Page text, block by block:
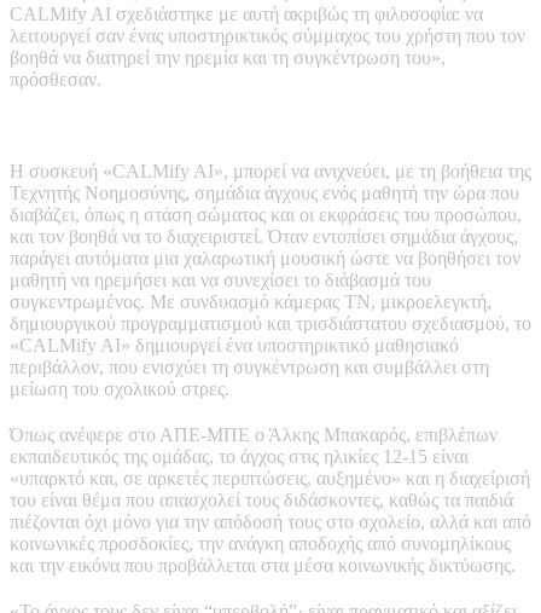
CALMify AI σχεδιάστηκε με αυτή ακριβώς τη φιλοσοφία: να
λειτουργεί σαν ένας υποστηρικτικός σύμμαχος του χρήστη που τον
βοηθά να διατηρεί την ηρεμία και τη συγκέντρωση του»,
πρόσθεσαν.
Η συσκευή «CALMify AI», μπορεί να ανιχνεύει, με τη βοήθεια της
Τεχνητής Νοημοσύνης, σημάδια άγχους ενός μαθητή την ώρα που
διαβάζει, όπως η στάση σώματος και οι εκφράσεις του προσώπου,
και τον βοηθά να το διαχειριστεί. Όταν εντοπίσει σημάδια άγχους,
παράγει αυτόματα μια χαλαρωτική μουσική ώστε να βοηθήσει τον
μαθητή να ηρεμήσει και να συνεχίσει το διάβασμά του
συγκεντρωμένος. Με συνδυασμό κάμερας ΤΝ, μικροελεγκτή,
δημιουργικού προγραμματισμού και τρισδιάστατου σχεδιασμού, το
«CALMify AI» δημιουργεί ένα υποστηρικτικό μαθησιακό
περιβάλλον, που ενισχύει τη συγκέντρωση και συμβάλλει στη
μείωση του σχολικού στρες.
Όπως ανέφερε στο ΑΠΕ-ΜΠΕ ο Άλκης Μπακαρός, επιβλέπων
εκπαιδευτικός της ομάδας, το άγχος στις ηλικίες 12-15 είναι
«υπαρκτό και, σε αρκετές περιπτώσεις, αυξημένο» και η διαχείρισή
του είναι θέμα που απασχολεί τους διδάσκοντες, καθώς τα παιδιά
πιέζονται όχι μόνο για την απόδοσή τους στο σχολείο, αλλά και από
κοινωνικές προσδοκίες, την ανάγκη αποδοχής από συνομηλίκους
και την εικόνα που προβάλλεται στα μέσα κοινωνικής δικτύωσης.